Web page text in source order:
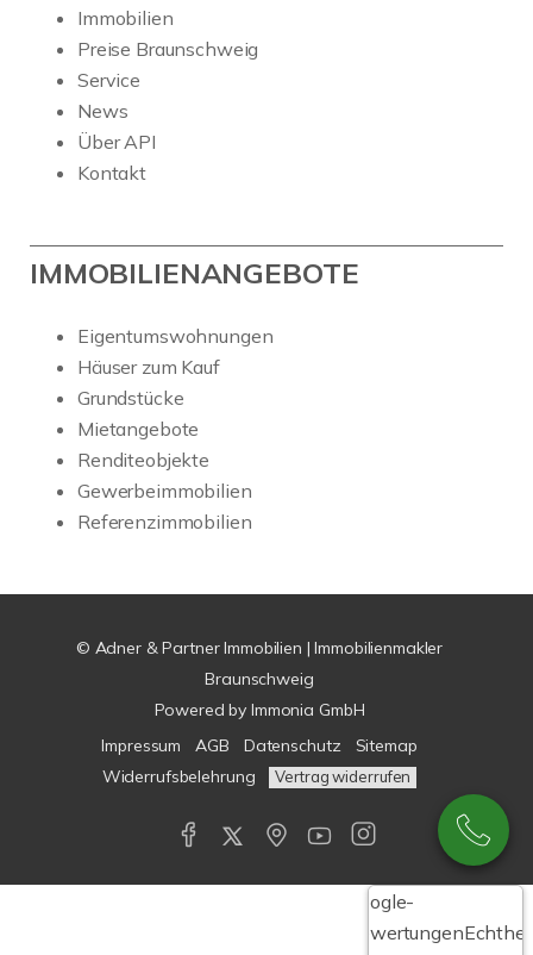
Immobilien
Preise Braunschweig
Service
News
Über API
Kontakt
IMMOBILIENANGEBOTE
Eigentumswohnungen
Häuser zum Kauf
Grundstücke
Mietangebote
Renditeobjekte
Gewerbeimmobilien
Referenzimmobilien
© Adner & Partner Immobilien | Immobilienmakler
Braunschweig
Powered by Immonia GmbH
Impressum
AGB Datenschutz
Sitemap
Widerrufsbelehrung
Vertrag widerrufen
Google-
Bewertungen